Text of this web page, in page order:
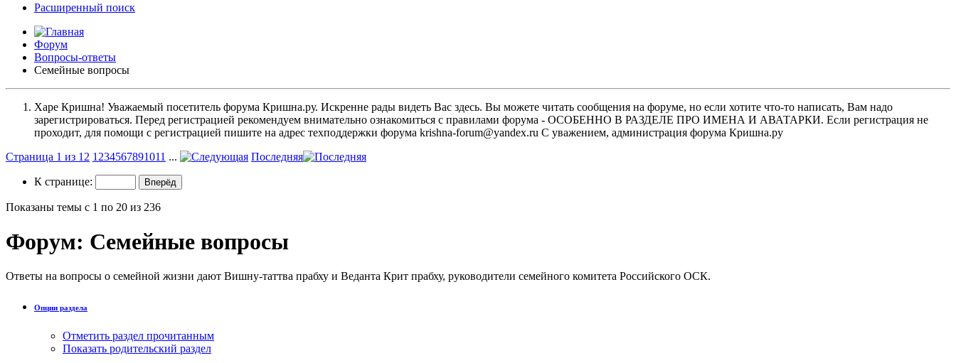
Расширенный поиск
Форум
Вопросы-ответы
Семейные вопросы
Харе Кришна! Уважаемый посетитель форума Кришна.ру. Искренне рады видеть Вас здесь. Вы можете читать сообщения на форуме, но если хотите что-то написать, Вам надо
зарегистрироваться. Перед регистрацией рекомендуем внимательно ознакомиться с правилами форума - ОСОБЕННО В РАЗДЕЛЕ ПРО ИМЕНА И АВАТАРКИ. Если регистрация не
проходит, для помощи с регистрацией пишите на адрес техподдержки форума krishna-forum@yandex.ru С уважением, администрация форума Кришна.ру
Страница 1 из 12 1 234567891011 ... Последняя
К странице:
Показаны темы с 1 по 20 из 236
Форум: Семейные вопросы
Ответы на вопросы о семейной жизни дают Вишну-таттва прабху и Веданта Крит прабху, руководители семейного комитета Российского ОСК.
Опции раздела
Отметить раздел прочитанным
Показать родительский раздел